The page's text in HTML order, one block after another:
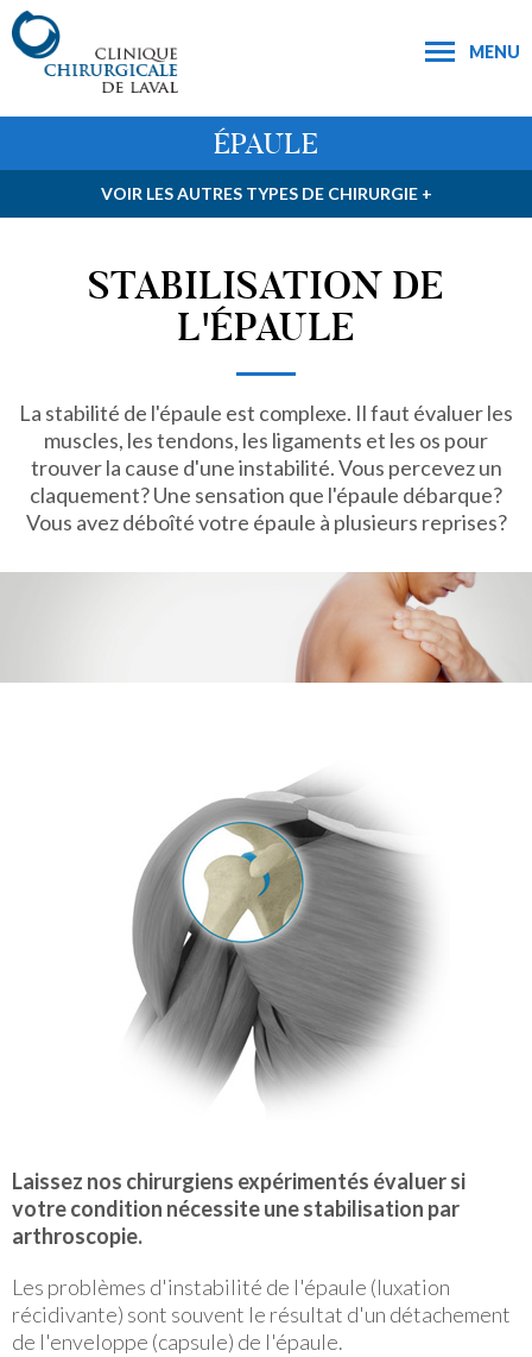
MENU
ÉPAULE
VOIR LES AUTRES TYPES DE CHIRURGIE +
STABILISATION DE
L'ÉPAULE
La stabilité de l'épaule est complexe. Il faut évaluer les
muscles, les tendons, les ligaments et les os pour
trouver la cause d'une instabilité. Vous percevez un
claquement? Une sensation que l'épaule débarque?
Vous avez déboîté votre épaule à plusieurs reprises?
Laissez nos chirurgiens expérimentés évaluer si
votre condition nécessite une stabilisation par
arthroscopie.
Les problèmes d'instabilité de l'épaule (luxation
récidivante) sont souvent le résultat d'un détachement
de l'enveloppe (capsule) de l'épaule.